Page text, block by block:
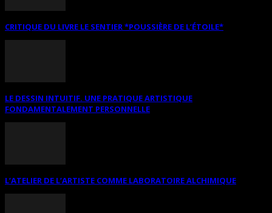
CRITIQUE DU LIVRE LE SENTIER *POUSSIÈRE DE L’ÉTOILE*
LE DESSIN INTUITIF. UNE PRATIQUE ARTISTIQUE
FONDAMENTALEMENT PERSONNELLE
L’ATELIER DE L’ARTISTE COMME LABORATOIRE ALCHIMIQUE